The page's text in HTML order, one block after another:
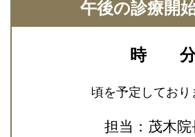
午後の診療開
時
頃を予定してお
担当：茂木